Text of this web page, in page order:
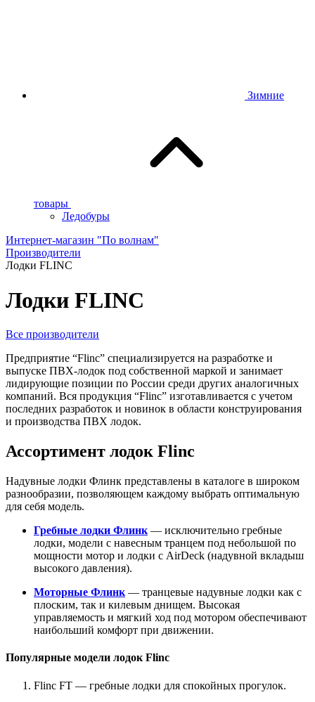
Зимние
товары
Ледобуры
Интернет-магазин "По волнам"
Производители
Лодки FLINC
Лодки FLINC
Все производители
Предприятие “Flinc” специализируется на разработке и
выпуске ПВХ-лодок под собственной маркой и занимает
лидирующие позиции по России среди других аналогичных
компаний. Вся продукция “Flinc” изготавливается с учетом
последних разработок и новинок в области конструирования
и производства ПВХ лодок.
Ассортимент лодок Flinc
Надувные лодки Флинк представлены в каталоге в широком
разнообразии, позволяющем каждому выбрать оптимальную
для себя модель.
Гребные лодки Флинк — исключительно гребные
лодки, модели с навесным транцем под небольшой по
мощности мотор и лодки с AirDeck (надувной вкладыш
высокого давления).
Моторные Флинк — транцевые надувные лодки как с
плоским, так и килевым днищем. Высокая
управляемость и мягкий ход под мотором обеспечивают
наибольший комфорт при движении.
Популярные модели лодок Flinc
Flinc FT — гребные лодки для спокойных прогулок.